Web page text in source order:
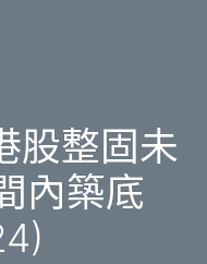
股整固未
內築底